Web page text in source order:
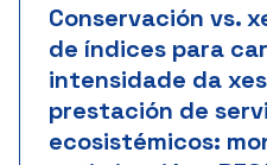
Conservación vs.
de índices para
intensidade da
prestación de
ecosistémicos: